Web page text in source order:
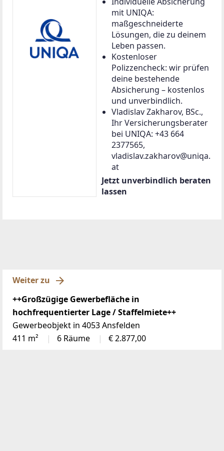
mit UNIQA:
maßgeschneiderte
Lösungen, die zu deinem
Leben passen.
Kostenloser
Polizzencheck: wir prüfen
deine bestehende
Absicherung – kostenlos
und unverbindlich.
Vladislav Zakharov, BSc.,
Ihr Versicherungsberater
bei UNIQA: +43 664
2377565,
vladislav.zakharov@uniqa.
at
Jetzt unverbindlich beraten
lassen
Weiter zu
++Großzügige Gewerbefläche in
hochfrequentierter Lage / Staffelmiete++
Gewerbeobjekt in 4053 Ansfelden
411 m²
6 Räume € 2.877,00